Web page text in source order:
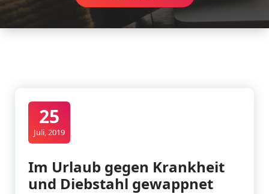
25
Juli, 2019
Im Urlaub gegen Krankheit
und Diebstahl gewappnet